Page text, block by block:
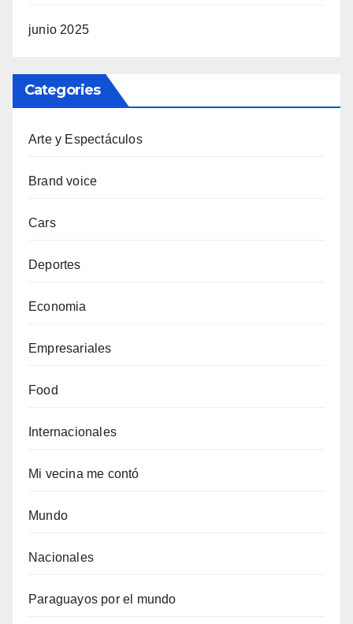
junio 2025
Categories
Arte y Espectáculos
Brand voice
Cars
Deportes
Economia
Empresariales
Food
Internacionales
Mi vecina me contó
Mundo
Nacionales
Paraguayos por el mundo